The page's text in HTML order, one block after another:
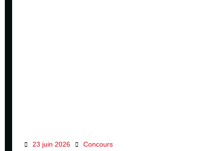
23 juin 2026 Concours